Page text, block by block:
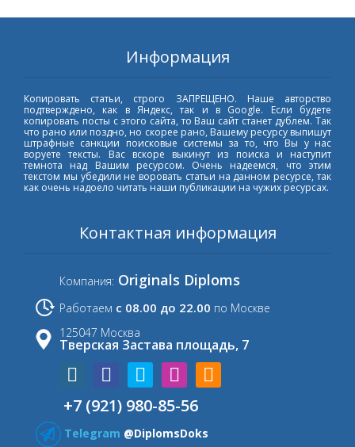
Информация
Копировать статьи, строго ЗАПРЕЩЕНО. Наше авторство
подтверждено, как в Яндекс, так и в Google. Если будете
копировать посты с этого сайта, то Ваш сайт станет дублем. Так
что рано или поздно, но скорее рано, Вашему ресурсу выпишут
штрафные санкции поисковые системы за то, что Вы у нас
воруете тексты. Вас вскоре выкинут из поиска и наступит
темнота над Вашим ресурсом. Очень надеемся, что этим
текстом мы убедили не воровать статьи на данном ресурсе, так
как очень надоело читать наши публикации на чужих ресурсах.
Контактная информация
Компания: Originals Diploms
Работаем с 08.00 до 22.00 по Москве
125047 Москва
Тверская Застава площадь, 7
+7 (921) 980-85-56
Telegram @DiplomsDoks